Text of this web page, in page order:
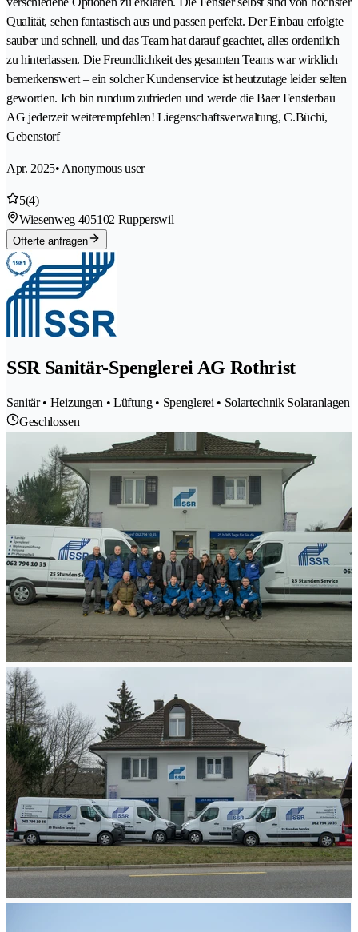
Qualität, sehen fantastisch aus und passen perfekt. Der Einbau erfolgte
sauber und schnell, und das Team hat darauf geachtet, alles ordentlich
zu hinterlassen. Die Freundlichkeit des gesamten Teams war wirklich
bemerkenswert – ein solcher Kundenservice ist heutzutage leider selten
geworden. Ich bin rundum zufrieden und werde die Baer Fensterbau
AG jederzeit weiterempfehlen! Liegenschaftsverwaltung, C.Büchi,
Gebenstorf
Apr. 2025• Anonymous user
5(4)
Wiesenweg 405102 Rupperswil
Offerte anfragen
SSR Sanitär-Spenglerei AG Rothrist
Sanitär • Heizungen • Lüftung • Spenglerei • Solartechnik Solaranlagen
Geschlossen